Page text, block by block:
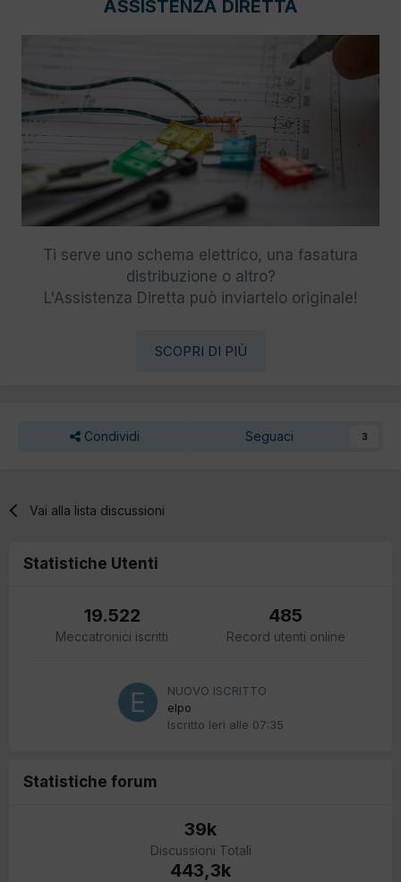
ASSISTENZA DIRETTA
Ti serve uno schema elettrico, una fasatura
distribuzione o altro?
L'Assistenza Diretta può inviartelo originale!
SCOPRI DI PIÙ
Condividi Seguaci 3
Vai alla lista discussioni
Statistiche Utenti
19.522
Meccatronici iscritti
485
Record utenti online
NUOVO ISCRITTO
elpo
Iscritto Ieri alle 07:35
Statistiche forum
39k
Discussioni Totali
443,3k